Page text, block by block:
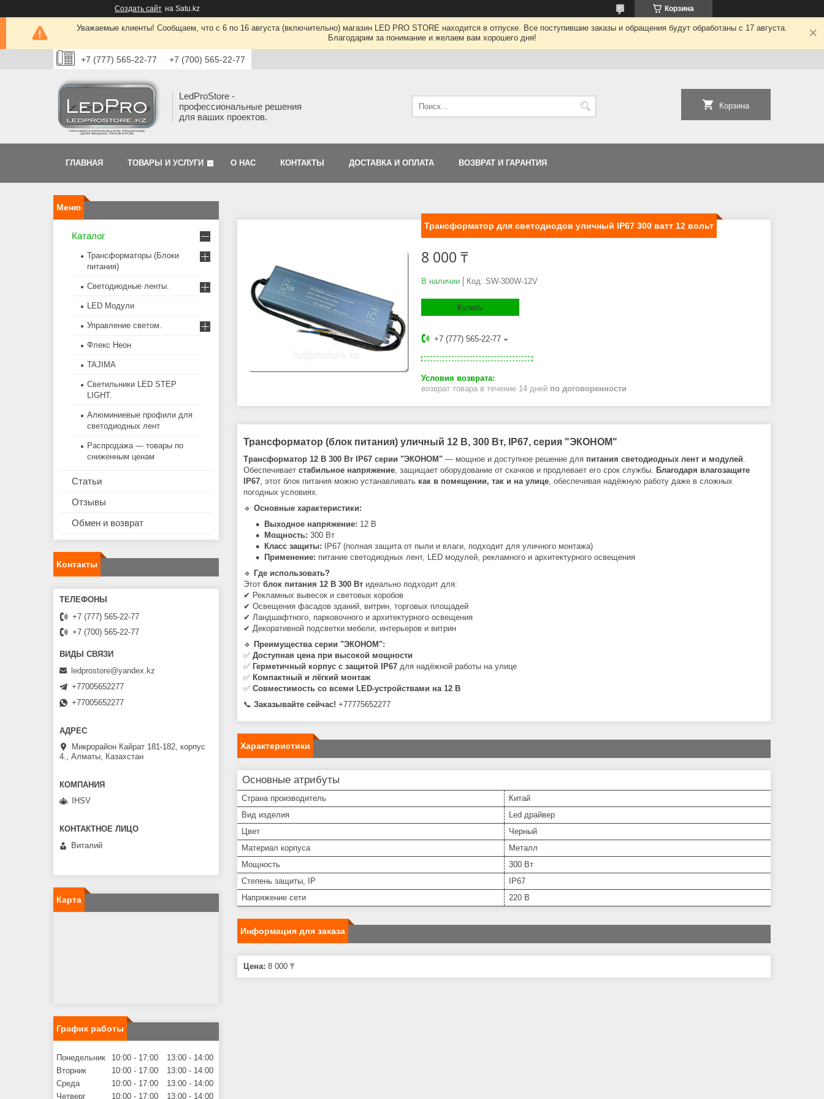
Создать сайт на Satu.kz Корзина
Уважаемые клиенты! Сообщаем, что с 6 по 16 августа (включительно) магазин LED PRO STORE находится в отпуске. Все поступившие заказы и обращения будут обработаны с 17 августа.
Благодарим за понимание и желаем вам хорошего дня!
+7 (777) 565-22-77 +7 (700) 565-22-77
LedProStore -
профессиональные решения
для ваших проектов.
Корзина
ГЛАВНАЯ ТОВАРЫ И УСЛУГИ О НАС КОНТАКТЫ ДОСТАВКА И ОПЛАТА ВОЗВРАТ И ГАРАНТИЯ
Трансформатор для светодиодов уличный IP67 300 ватт 12 вольт
8 000 ₸
В наличии Код: SW-300W-12V
Купить
+7 (777) 565-22-77
возврат товара в течение 14 дней по договоренности
Трансформатор (блок питания) уличный 12 В, 300 Вт, IP67, серия "ЭКОНОМ"
Трансформатор 12 В 300 Вт IP67 серии "ЭКОНОМ" — мощное и доступное решение для питания светодиодных лент и модулей
Обеспечивает стабильное напряжение , защищает оборудование от скачков и продлевает его срок службы.
Благодаря влагозащите
IP67 , этот блок питания можно устанавливать как в помещении, так и на улице , обеспечивая надёжную работу даже в сложных
погодных условиях.
🔹 Основные характеристики:
Выходное напряжение: 12 В
Мощность: 300 Вт
Класс защиты: IP67 (полная защита от пыли и влаги, подходит для уличного монтажа)
Применение: питание светодиодных лент, LED модулей, рекламного и архитектурного освещения
🔹 Где использовать?
Этот блок питания 12 В 300 Вт идеально подходит для:
✔ Рекламных вывесок и световых коробов
✔ Освещения фасадов зданий, витрин, торговых площадей
✔ Ландшафтного, парковочного и архитектурного освещения
✔ Декоративной подсветки мебели, интерьеров и витрин
🔹 Преимущества серии "ЭКОНОМ":
✅ Доступная цена при высокой мощности
✅ Герметичный корпус с защитой IP67 для надёжной работы на улице
✅ Компактный и лёгкий монтаж
✅ Совместимость со всеми LED-устройствами на 12 В
📞 Заказывайте сейчас! +77775652277
Характеристики
Основные атрибуты
Страна производитель
Китай
Вид изделия
Led драйвер
Цвет
Черный
Материал корпуса
Металл
Мощность
300 Вт
Степень защиты, IP
IP67
Напряжение сети
220 В
Информация для заказа
Цена: 8 000 ₸
Каталог
Трансформаторы (Блоки
питания)
Светодиодные ленты.
LED Модули
Управление светом.
Флекс Неон
TAJIMA
Светильники LED STEP
LIGHT.
Алюминиевые профили для
светодиодных лент
Распродажа — товары по
сниженным ценам
Статьи
Отзывы
Обмен и возврат
Контакты
+7 (777) 565-22-77
+7 (700) 565-22-77
ledprostore@yandex.kz
+77005652277
+77005652277
Микрорайон Кайрат 181-182, корпус
4., Алматы, Казахстан
IHSV
Виталий
Карта
График работы
Понедельник 10:00 17:00 13:00
14:00
Вторник
10:00 17:00 13:00
14:00
Среда
10:00 17:00 13:00
14:00
Четверг
10:00 17:00 13:00 14:00